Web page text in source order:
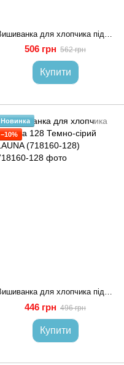
506 грн 562 грн
Купити
Новинка
−10%
Вишиванка для хлопчика підлітка 128 Темно-сірий LAUNA (718160-128)
446 грн 496 грн
Купити